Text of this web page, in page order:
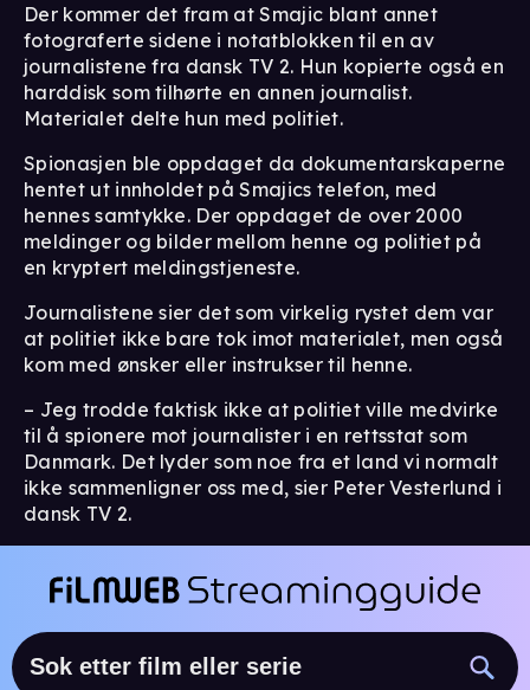
Der kommer det fram at Smajic blant annet
fotograferte sidene i notatblokken til en av
journalistene fra dansk TV 2. Hun kopierte også en
harddisk som tilhørte en annen journalist.
Materialet delte hun med politiet.
Spionasjen ble oppdaget da dokumentarskaperne
hentet ut innholdet på Smajics telefon, med
hennes samtykke. Der oppdaget de over 2000
meldinger og bilder mellom henne og politiet på
en kryptert meldingstjeneste.
Journalistene sier det som virkelig rystet dem var
at politiet ikke bare tok imot materialet, men også
kom med ønsker eller instrukser til henne.
– Jeg trodde faktisk ikke at politiet ville medvirke
til å spionere mot journalister i en rettsstat som
Danmark. Det lyder som noe fra et land vi normalt
ikke sammenligner oss med, sier Peter Vesterlund i
dansk TV 2.